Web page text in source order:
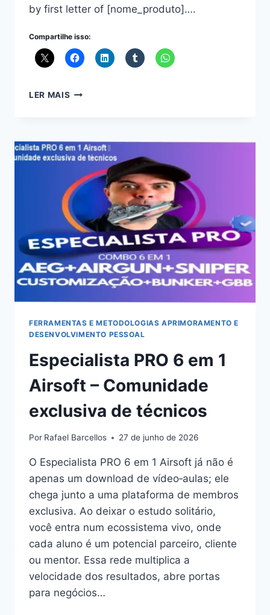
by first letter of [nome_produto]….
Compartilhe isso:
LER MAIS MESTRES
O
YOUTUBE
AUTOMAÇÃO
E
DARK
FERRAMENTAS E METODOLOGIAS APRIMORAMENTO E
DESENVOLVIMENTO PESSOAL
Especialista PRO 6 em 1
Airsoft – Comunidade
exclusiva de técnicos
Por Rafael Barcellos 27 de junho de 2026
O Especialista PRO 6 em 1 Airsoft já não é
apenas um download de vídeo‑aulas; ele
chega junto a uma plataforma de membros
exclusiva. Ao deixar o estudo solitário,
você entra num ecossistema vivo, onde
cada aluno é um potencial parceiro, cliente
ou mentor. Essa rede multiplica a
velocidade dos resultados, abre portas
para negócios…